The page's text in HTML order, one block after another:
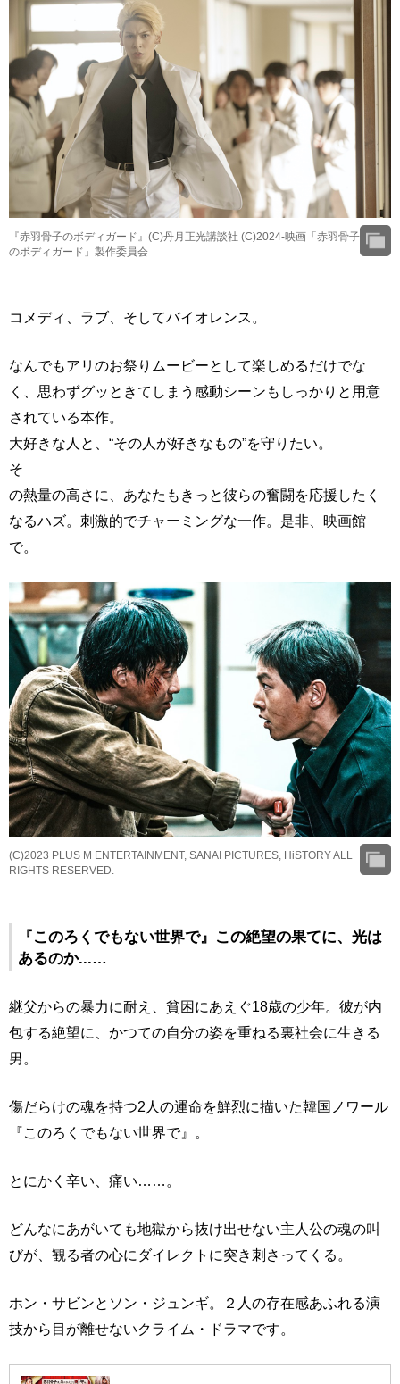
『赤羽骨子のボディガード』(C)丹月正光講談社 (C)2024-映画「赤羽骨子
のボディガード」製作委員会
コメディ、ラブ、そしてバイオレンス。
なんでもアリのお祭りムービーとして楽しめるだけでな
く、思わずグッときてしまう感動シーンもしっかりと用意
されている本作。
大好きな人と、“その人が好きなもの”を守りたい。
そ
の熱量の高さに、あなたもきっと彼らの奮闘を応援したく
なるハズ。刺激的でチャーミングな一作。是非、映画館
で。
(C)2023 PLUS M ENTERTAINMENT, SANAI PICTURES, HiSTORY ALL
RIGHTS RESERVED.
『このろくでもない世界で』この絶望の果てに、光は
あるのか...…
継父からの暴力に耐え、貧困にあえぐ18歳の少年。彼が内
包する絶望に、かつての自分の姿を重ねる裏社会に生きる
男。
傷だらけの魂を持つ2人の運命を鮮烈に描いた韓国ノワール
『このろくでもない世界で』。
とにかく辛い、痛い……。
どんなにあがいても地獄から抜け出せない主人公の魂の叫
びが、観る者の心にダイレクトに突き刺さってくる。
ホン・サビンとソン・ジュンギ。２人の存在感あふれる演
技から目が離せないクライム・ドラマです。